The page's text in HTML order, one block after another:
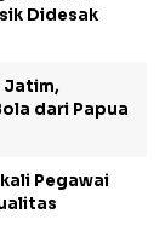
Didesak
Jatim,
dari Papua
Pegawai